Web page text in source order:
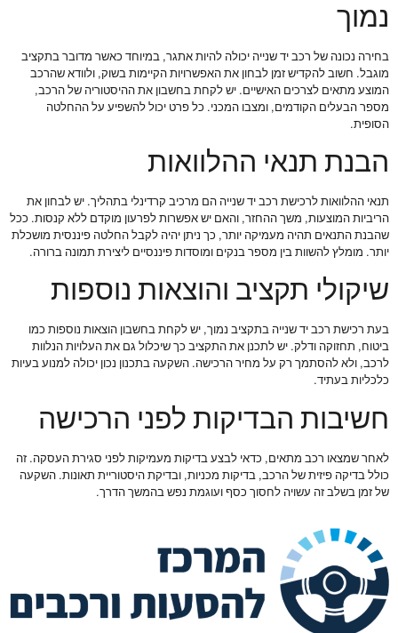
נמוך
בחירה נכונה של רכב יד שנייה יכולה להיות אתגר, במיוחד כאשר מדובר בתקציב
מוגבל. חשוב להקדיש זמן לבחון את האפשרויות הקיימות בשוק, ולוודא שהרכב
המוצע מתאים לצרכים האישיים. יש לקחת בחשבון את ההיסטוריה של הרכב,
מספר הבעלים הקודמים, ומצבו המכני. כל פרט יכול להשפיע על ההחלטה
הסופית.
הבנת תנאי ההלוואות
תנאי ההלוואות לרכישת רכב יד שנייה הם מרכיב קרדינלי בתהליך. יש לבחון את
הריביות המוצעות, משך ההחזר, והאם יש אפשרות לפרעון מוקדם ללא קנסות. ככל
שהבנת התנאים תהיה מעמיקה יותר, כך ניתן יהיה לקבל החלטה פיננסית מושכלת
יותר. מומלץ להשוות בין מספר בנקים ומוסדות פיננסיים ליצירת תמונה ברורה.
שיקולי תקציב והוצאות נוספות
בעת רכישת רכב יד שנייה בתקציב נמוך, יש לקחת בחשבון הוצאות נוספות כמו
ביטוח, תחזוקה ודלק. יש לתכנן את התקציב כך שיכלול גם את העלויות הנלוות
לרכב, ולא להסתמך רק על מחיר הרכישה. השקעה בתכנון נכון יכולה למנוע בעיות
כלכליות בעתיד.
חשיבות הבדיקות לפני הרכישה
לאחר שמצאו רכב מתאים, כדאי לבצע בדיקות מעמיקות לפני סגירת העסקה. זה
כולל בדיקה פיזית של הרכב, בדיקות מכניות, ובדיקת היסטוריית תאונות. השקעה
של זמן בשלב זה עשויה לחסוך כסף ועוגמת נפש בהמשך הדרך.